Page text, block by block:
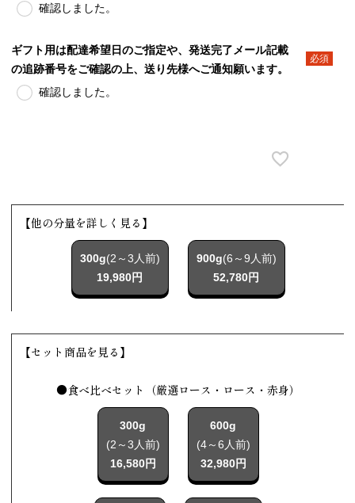
確認しました。
ギフト用は配達希望日のご指定や、発送完了メール記載
の追跡番号をご確認の上、送り先様へご通知願います。
確認しました。
【他の分量を詳しく見る】
300g(2～3人前)
19,980円
900g(6～9人前)
52,780円
【セット商品を見る】
●食べ比べセット（厳選ロース・ロース・赤身）
300g
(2～3人前)
16,580円
600g
(4～6人前)
32,980円